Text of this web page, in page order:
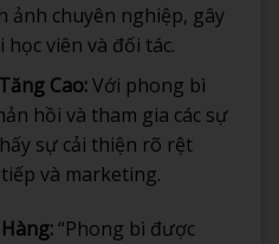
ảnh chuyên nghiệp, gây
viên và đối tác.
Cao:Với phong bì
hồi và tham gia các sự
sự cải thiện rõ rệt
và marketing.
“Phong bì được